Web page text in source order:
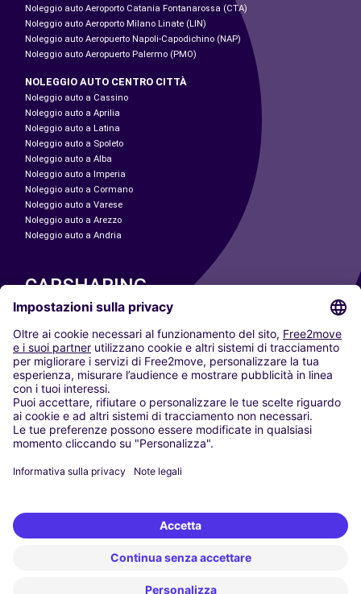
Noleggio auto Aeroporto Catania Fontanarossa (CTA)
Noleggio auto Aeroporto Milano Linate (LIN)
Noleggio auto Aeropuerto Napoli-Capodichino (NAP)
Noleggio auto Aeropuerto Palermo (PMO)
NOLEGGIO AUTO CENTRO CITTÀ
Noleggio auto a Cassino
Noleggio auto a Aprilia
Noleggio auto a Latina
Noleggio auto a Spoleto
Noleggio auto a Alba
Noleggio auto a Imperia
Noleggio auto a Cormano
Noleggio auto a Varese
Noleggio auto a Arezzo
Noleggio auto a Andria
CARSHARING
LE NOSTRE CITTÀ
Paris
Madrid
Washington DC
Milano
Roma
Torino
Vienna
Berlino
Düsseldorf